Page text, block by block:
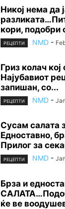
Никој нема да
кори, подобри
РЕЦЕПТИ NMD -
Гриз колач
Најубавиот
запишан, со...
РЕЦЕПТИ NMD -
Сусам салата
Едноставно,
Прилог за
РЕЦЕПТИ NMD -
Брза и
ќе ве